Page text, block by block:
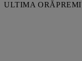
ULTIMA ORĂ